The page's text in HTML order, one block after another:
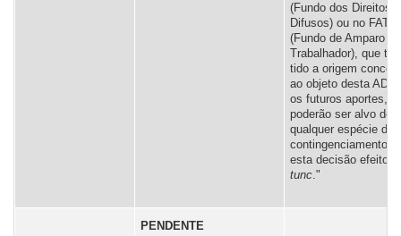
(Fundo dos Direitos
Difusos) ou no FAT
(Fundo de Amparo ao
Trabalhador), que
tido a origem
ao objeto desta
os futuros aportes,
poderão ser alvo de
qualquer espécie de
contingenciamento,
esta decisão efeito
tunc ."
PENDENTE